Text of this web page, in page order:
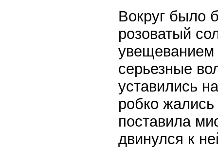
Вокруг было
розоватый
увещеванием
серьезные
уставились
робко
поставила
двинулся к